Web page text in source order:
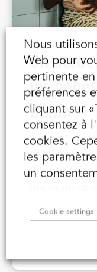
Un
les
Bénin
Au Bénin,
encore trop
...
Nous
Web pour
pertinente
préférences
cliquant sur
consentez à
cookies.
les
un
Cookie settings